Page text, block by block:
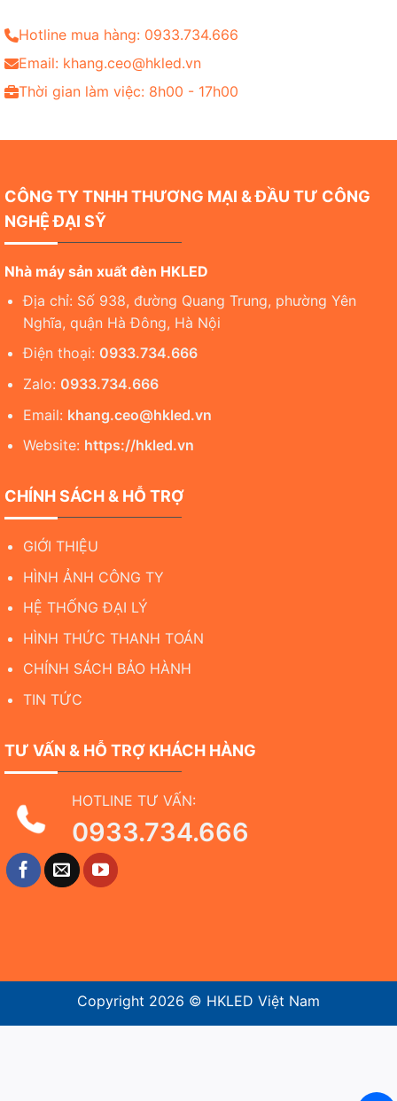
Hotline mua hàng: 0933.734.666
Email: khang.ceo@hkled.vn
Thời gian làm việc: 8h00 - 17h00
CÔNG TY TNHH THƯƠNG MẠI & ĐẦU TƯ CÔNG
NGHỆ ĐẠI SỸ
Nhà máy sản xuất đèn HKLED
Địa chỉ: Số 938, đường Quang Trung, phường Yên
Nghĩa, quận Hà Đông, Hà Nội
Điện thoại: 0933.734.666
Zalo: 0933.734.666
Email: khang.ceo@hkled.vn
Website: https://hkled.vn
CHÍNH SÁCH & HỖ TRỢ
GIỚI THIỆU
HÌNH ẢNH CÔNG TY
HỆ THỐNG ĐẠI LÝ
HÌNH THỨC THANH TOÁN
CHÍNH SÁCH BẢO HÀNH
TIN TỨC
TƯ VẤN & HỖ TRỢ KHÁCH HÀNG
HOTLINE TƯ VẤN:
0933.734.666
Copyright 2026 © HKLED Việt Nam